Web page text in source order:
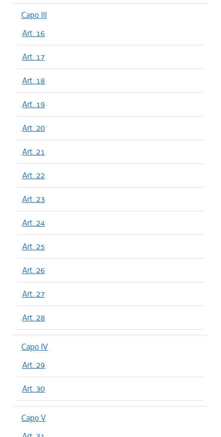
Capo III
Art. 16
Art. 17
Art. 18
Art. 19
Art. 20
Art. 21
Art. 22
Art. 23
Art. 24
Art. 25
Art. 26
Art. 27
Art. 28
Capo IV
Art. 29
Art. 30
Capo V